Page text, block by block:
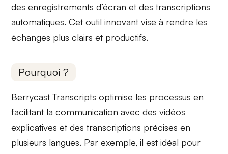
des enregistrements d’écran et destranscriptions
automatiques. Cet outil innovant vise à rendre les
échanges plus clairs et productifs.
Pourquoi ?
Berrycast Transcriptsoptimise les processus en
facilitant la communication avec desvidéos
explicatives et des transcriptions précises en
plusieurs langues. Par exemple, il est idéal pour